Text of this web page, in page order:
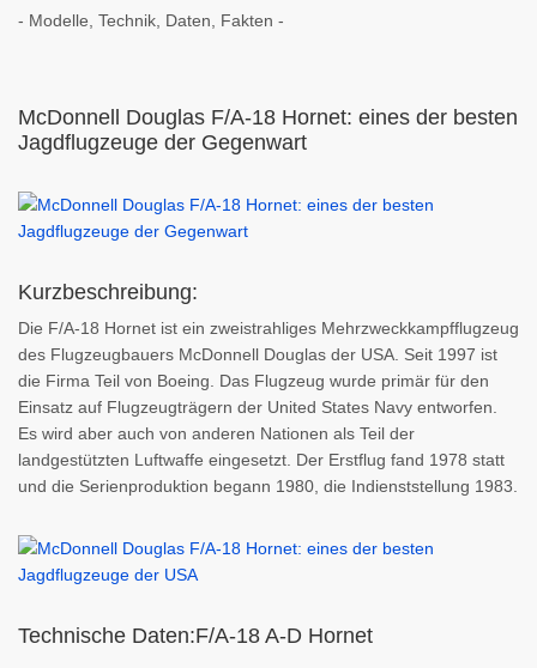
- Modelle, Technik, Daten, Fakten -
McDonnell Douglas F/A-18 Hornet: eines der besten
Jagdflugzeuge der Gegenwart
Kurzbeschreibung:
Die F/A-18 Hornet ist ein zweistrahliges Mehrzweckkampfflugzeug
des Flugzeugbauers McDonnell Douglas der USA. Seit 1997 ist
die Firma Teil von Boeing. Das Flugzeug wurde primär für den
Einsatz auf Flugzeugträgern der United States Navy entworfen.
Es wird aber auch von anderen Nationen als Teil der
landgestützten Luftwaffe eingesetzt. Der Erstflug fand 1978 statt
und die Serienproduktion begann 1980, die Indienststellung 1983.
Technische Daten:F/A-18 A-D Hornet